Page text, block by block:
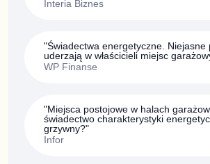
Interia Biznes
"Świadectwa energetyczne. Niejasne
uderzają w właścicieli miejsc
WP Finanse
"Miejsca postojowe w halach
świadectwo charakterystyki
grzywny?"
Infor